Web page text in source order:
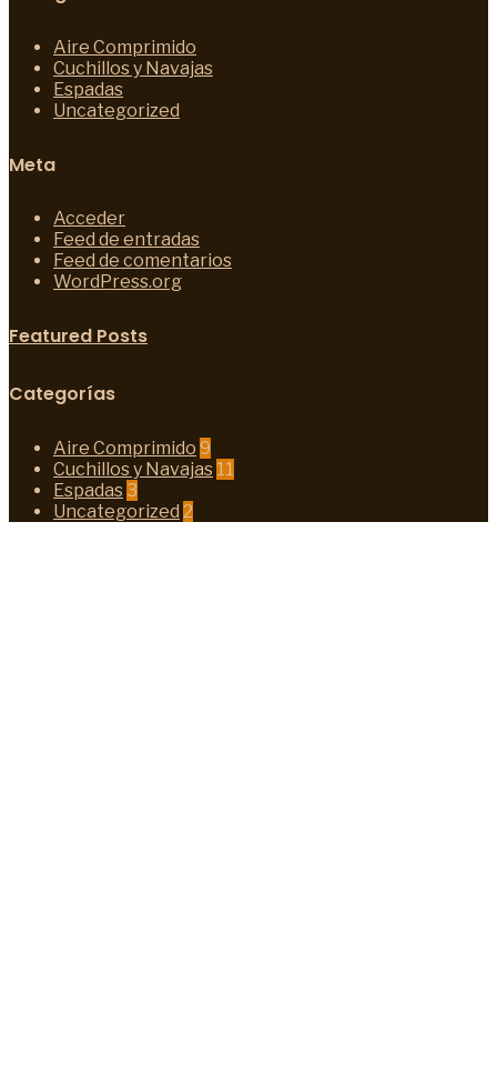
Aire Comprimido
Cuchillos y Navajas
Espadas
Uncategorized
Meta
Acceder
Feed de entradas
Feed de comentarios
WordPress.org
Featured Posts
Categorías
Aire Comprimido 9
Cuchillos y Navajas 11
Espadas3
Uncategorized 2